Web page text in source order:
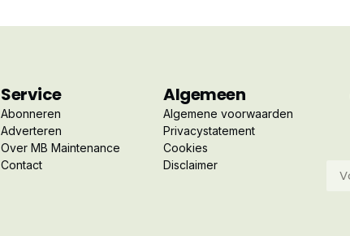
Service
Abonneren
Adverteren
Over MB Maintenance
Contact
Algemeen
Algemene voorwaarden
Privacystatement
Cookies
Disclaimer